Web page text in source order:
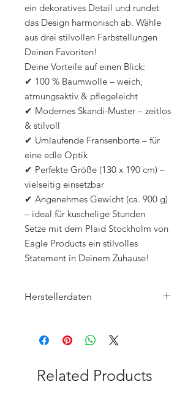
ein dekoratives Detail und rundet
das Design harmonisch ab. Wähle
aus drei stilvollen Farbstellungen
Deinen Favoriten!
Deine Vorteile auf einen Blick:
✔ 100 % Baumwolle – weich,
atmungsaktiv & pflegeleicht
✔ Modernes Skandi-Muster – zeitlos
& stilvoll
✔ Umlaufende Fransenborte – für
eine edle Optik
✔ Perfekte Größe (130 x 190 cm) –
vielseitig einsetzbar
✔ Angenehmes Gewicht (ca. 900 g)
– ideal für kuschelige Stunden
Setze mit dem Plaid Stockholm von
Eagle Products ein stilvolles
Statement in Deinem Zuhause!
Herstellerdaten
Orleansstraße 16
95028 Hof
info@eagle-products.de
Related Products